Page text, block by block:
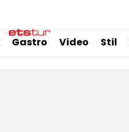
Gastro Video Stil